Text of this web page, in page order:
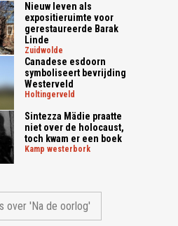
(foto: RTV Drenthe/
Nieuw leven als
expositieruimte voor
gerestaureerde Barak
Linde
zuidwolde
Canadese esdoorn
symboliseert bevrijding
Westerveld
holtingerveld
Sintezza Mädie praatte
niet over de holocaust,
toch kwam er een boek
kamp westerbork
over 'Na de oorlog'